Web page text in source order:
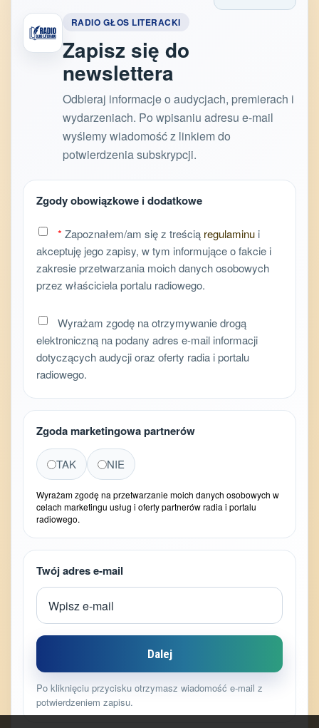
RADIO GŁOS LITERACKI
Zapisz się do
newslettera
Odbieraj informacje o audycjach, premierach i
wydarzeniach. Po wpisaniu adresu e-mail
wyślemy wiadomość z linkiem do
potwierdzenia subskrypcji.
Zgody obowiązkowe i dodatkowe
* Zapoznałem/am się z treścią regulaminu i
akceptuję jego zapisy, w tym informujące o fakcie i
zakresie przetwarzania moich danych osobowych
przez właściciela portalu radiowego.
Wyrażam zgodę na otrzymywanie drogą
elektroniczną na podany adres e-mail informacji
dotyczących audycji oraz oferty radia i portalu
radiowego.
Zgoda marketingowa partnerów
TAK NIE
Wyrażam zgodę na przetwarzanie moich danych osobowych w
celach marketingu usług i oferty partnerów radia i portalu
radiowego.
Twój adres e-mail
Dalej
Po kliknięciu przycisku otrzymasz wiadomość e-mail z
potwierdzeniem zapisu.